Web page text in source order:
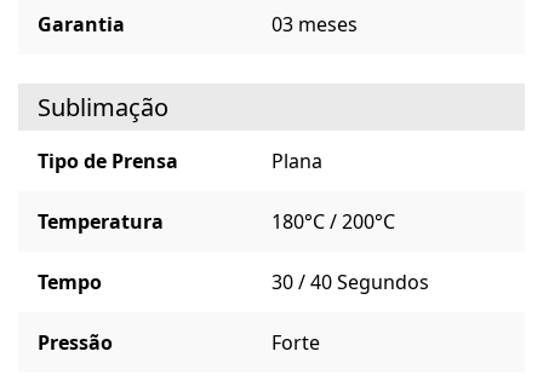
Garantia 03 meses
Sublimação
Tipo de Prensa Plana
Temperatura 180°C / 200°C
Tempo 30 / 40 Segundos
Pressão Forte